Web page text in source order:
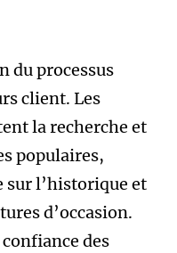
du processus
client. Les
la recherche et
populaires,
sur l’historique et
d’occasion.
des